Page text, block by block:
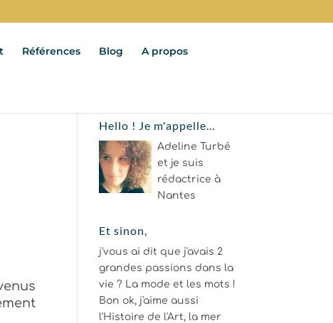
Références Blog A propos
Hello ! Je m'appelle…
Adeline Turbé
et je suis
rédactrice à
Nantes
Et sinon,
j'vous ai dit que j'avais 2
grandes passions dans la
vie ? La mode et les mots !
Bon ok, j'aime aussi
l'Histoire de l'Art, la mer